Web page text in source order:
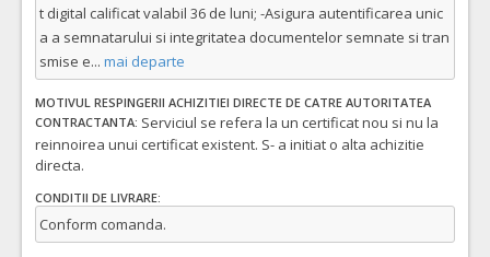
t digital calificat valabil 36 de luni; -Asigura autentificarea unic
a a semnatarului si integritatea documentelor semnate si tran
smise e... mai departe
MOTIVUL RESPINGERII ACHIZITIEI DIRECTE DE CATRE AUTORITATEA
CONTRACTANTA: Serviciul se refera la un certificat nou si nu la
reinnoirea unui certificat existent. S- a initiat o alta achizitie
directa.
CONDITII DE LIVRARE:
Conform comanda.